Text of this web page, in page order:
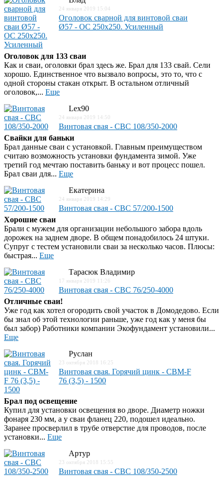
24 января 2019 15:04
Оголовок сварной для винтовой сваи
Ø57 - ОС 250x250. Усиленный
Оголовок для 133 сваи
Как и сваи, оголовки брал здесь же. Брал для 133 свай. Сели
хорошо. Единственное что вызвало вопросы, это то, что с
одной стороны стакан открыт. В остальном отличный
оголовок,... Еще
Lex90
24 января 2019 14:50
Винтовая свая - СВС 108/350-2000
Свайки для баньки
Брал данные сваи с установкой. Главным преимуществом
считаю возможность установки фундамента зимой. Уже
третий год мечтаю поставить баньку и вот процесс пошел.
Брал сваи для... Еще
Екатерина
24 января 2019 14:29
Винтовая свая - СВС 57/200-1500
Хорошие сваи
Брали с мужем для организации небольшого забора вдоль
дорожек на заднем дворе. В общем понадобилось 24 штуки.
Супруг с тестем установили сваи за несколько часов. Плюсы:
быстрая... Еще
Тарасюк Владимир
17 января 2019 11:26
Винтовая свая - СВС 76/250-4000
Отличные сваи!
Уже год как хотел огородить свой участок в Домодедово. Если
бы знал об этой технологии раньше, уже год как у меня бы
был забор) Работники компании Экофундамент установили...
Еще
Руслан
23 октября 2018 16:25
Винтовая свая. Горячий цинк - СВМ-F
76 (3,5) - 1500
Брал под освещение
Купил для установки освещения во дворе. Диаметр ножки
фонаря 230 мм, а у сваи фланец 220, подошел идеально.
Заранее просверлил в трубе отверстие для проводов, после
установки... Еще
Артур
23 октября 2018 15:55
Винтовая свая - СВС 108/350-2500